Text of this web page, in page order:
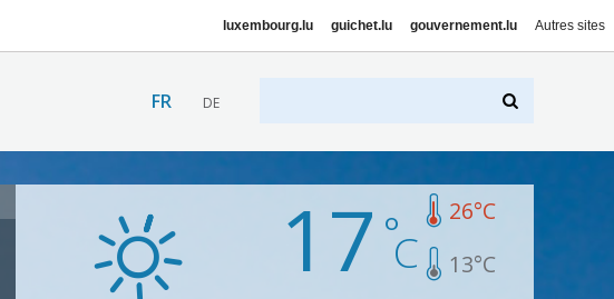
luxembourg.lu guichet.lu gouvernement.lu Autres sites
FR DE
17 26°C
13°C